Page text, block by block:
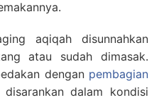
aqiqah disunnahkan
atau sudah dimasak.
dengan pembagian
dalam kondisi